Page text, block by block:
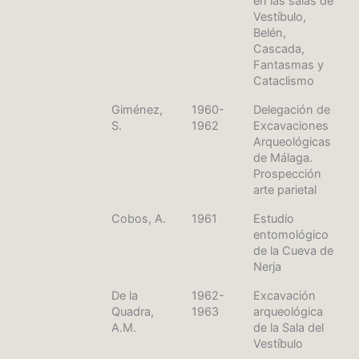
Vestíbulo,
Belén,
Cascada,
Fantasmas y
Cataclismo
Giménez,
S.
1960-
1962
Delegación de
Excavaciones
Arqueológicas
de Málaga.
Prospección
arte parietal
Cobos, A.
1961
Estudio
entomológico
de la Cueva de
Nerja
De la
Quadra,
A.M.
1962-
1963
Excavación
arqueológica
de la Sala del
Vestíbulo